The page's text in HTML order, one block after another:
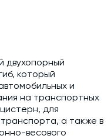
и ремонт
и обучение
(АСУ ТП) любой
двухопорный
который
и
на транспортных
для
а также в
весового